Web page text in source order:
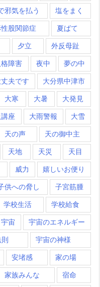
邪気を払う 塩をまく
股関節症 夏ばて
夕立 外反母趾
障害 夜中 夢の中
夫です 大分県中津市
大寒 大暑 大発見
座 大雨警報 大雪
天の声 天の御中主
天地 天災 天目
威力 嬉しいお便り
供への脅し 子宮筋腫
学校生活 学校給食
宇宙 宇宙のエネルギー
宇宙の神様
安堵感 家の場
家族みんな 宿命